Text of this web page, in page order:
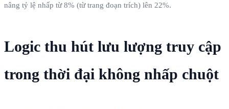
nâng tỷ lệ nhấp từ 8% (từ trang đoạn trích) lên 22%.
Logic thu hút lưu lượng truy cập
trong thời đại không nhấp chuột